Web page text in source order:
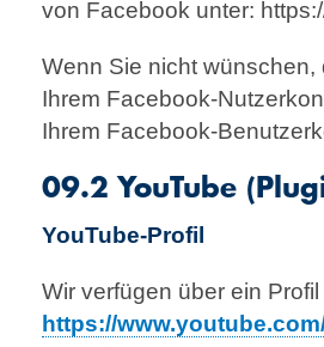
von Facebook unter:
Wenn Sie nicht
Ihrem Facebook-
Ihrem Facebook-
09.2 YouTube
YouTube-Profil
Wir verfügen über ein
https://